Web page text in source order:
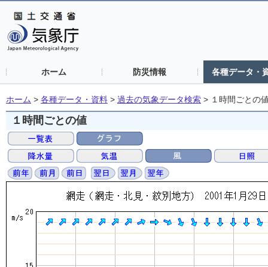
ホーム 防災情報 各種データ・
ホーム > 各種データ・資料 > 過去の気象データ検索 > １時間ごとの
１時間ごとの値